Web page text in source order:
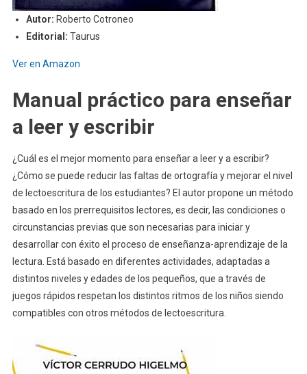
Autor: Roberto Cotroneo
Editorial: Taurus
Ver en Amazon
Manual práctico para enseñar
a leer y escribir
¿Cuál es el mejor momento para enseñar a leer y a escribir?
¿Cómo se puede reducir las faltas de ortografía y mejorar el nivel
de lectoescritura de los estudiantes? El autor propone un método
basado en los prerrequisitos lectores, es decir, las condiciones o
circunstancias previas que son necesarias para iniciar y
desarrollar con éxito el proceso de enseñanza-aprendizaje de la
lectura. Está basado en diferentes actividades, adaptadas a
distintos niveles y edades de los pequeños, que a través de
juegos rápidos respetan los distintos ritmos de los niños siendo
compatibles con otros métodos de lectoescritura.